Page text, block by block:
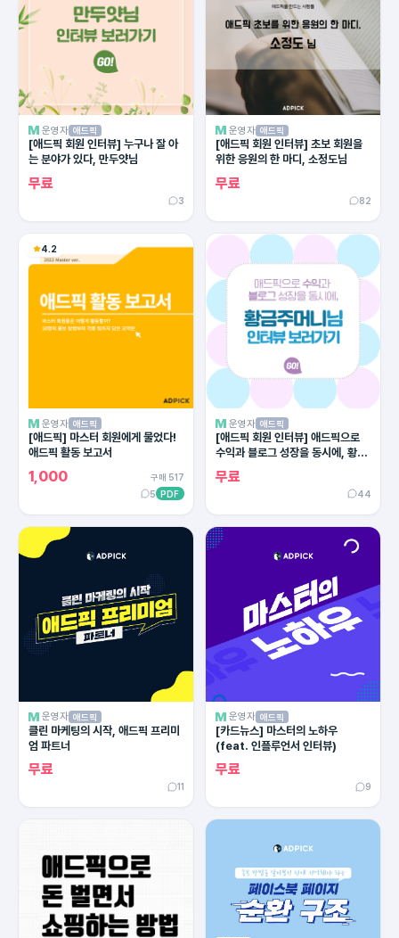
운영자 애드픽
[애드픽 회원 인터뷰] 누구나 잘 아
는 분야가 있다, 만두얏님
무료
3
운영자 애드픽
[애드픽 회원 인터뷰] 초보 회원을
위한 응원의 한 마디, 소정도님
무료
82
4.2
운영자 애드픽
[애드픽] 마스터 회원에게 물었다!
애드픽 활동 보고서
1,000
구매 517
5 PDF
운영자 애드픽
[애드픽 회원 인터뷰] 애드픽으로
수익과 블로그 성장을 동시에, 황금
무료
44
운영자 애드픽
클린 마케팅의 시작, 애드픽 프리미
엄 파트너
무료
11
운영자 애드픽
[카드뉴스] 마스터의 노하우
(feat. 인플루언서 인터뷰)
무료
9